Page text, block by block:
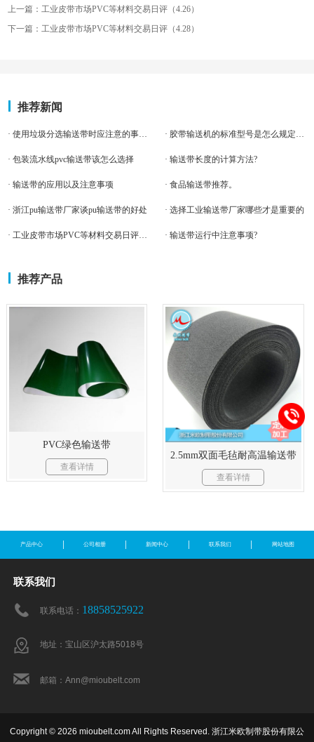
上一篇：工业皮带市场PVC等材料交易日评（4.26）
下一篇：工业皮带市场PVC等材料交易日评（4.28）
推荐新闻
· 包装流水线pvc输送带该怎么选择 · 输送带长度的计算方法?
· 输送带的应用以及注意事项 · 食品输送带推荐。
· 浙江pu输送带厂家谈pu输送带的好处 · 选择工业输送带厂家哪些才是重要的
· 输送带运行中注意事项?
推荐产品
PVC绿色输送带
查看详情
2.5mm双面毛毡耐高温输送带
查看详情
产品中心 公司相册 新闻中心 联系我们 网站地图
联系我们
联系电话： 18858525922
地址：宝山区沪太路5018号
邮箱：Ann@mioubelt.com
Copyright © 2026 mioubelt.com All Rights Reserved. 浙江米欧制带股份有限公